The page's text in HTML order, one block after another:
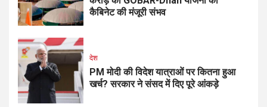
कैबिनेट की मंजूरी संभव
देश
PM मोदी की विदेश यात्राओं पर कितना हुआ
खर्च? सरकार ने संसद में दिए पूरे आंकड़े